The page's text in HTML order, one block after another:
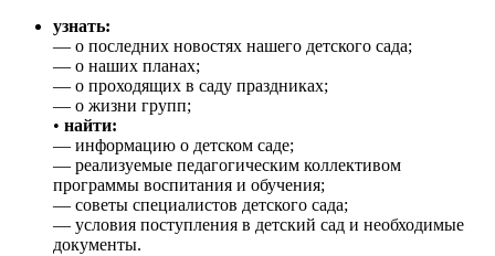
узнать:
— о последних новостях нашего детского сада;
— о наших планах;
— о проходящих в саду праздниках;
— о жизни групп;
• найти:
— информацию о детском саде;
— реализуемые педагогическим коллективом
программы воспитания и обучения;
— советы специалистов детского сада;
— условия поступления в детский сад и необходимые
документы.